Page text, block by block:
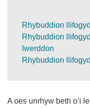
Rhybuddion
Rhybuddion
Iwerddon
Rhybuddion
A oes unrhyw beth o’i